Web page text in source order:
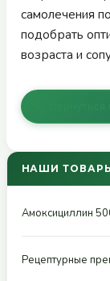
самолечения
подобрать
возраста и
НАШИ
Амоксициллин
Рецептурные